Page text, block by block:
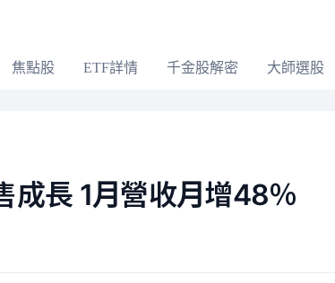
焦點股 ETF詳情 千金股解密 大師選股
成長 1月營收月增48％